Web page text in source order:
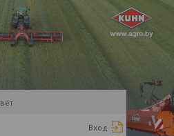
Вход